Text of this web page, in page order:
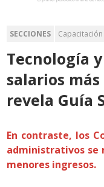
SECCIONES Capacitación
Tecnología
salarios
revela Guía
En contraste, los
administrativos se
menores ingresos.